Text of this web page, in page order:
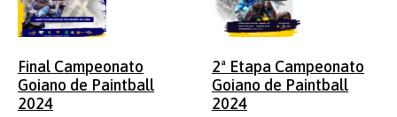
Final Campeonato
Goiano de Paintball
2024
2ª Etapa Campeonato
Goiano de Paintball
2024